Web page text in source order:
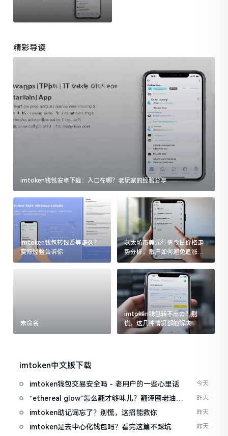
一文给你说清楚
精彩导读
imtoken钱包安卓下载：入口在哪？老玩家的经验分享
imtoken钱包转钱要等多久？
实际经验告诉你
以太坊币美元行情今日价格走
势分析，散户如何避免追涨杀
跌被套牢
未命名
imtoken钱包转不出去？别
慌，这几种情况都能解决
imtoken中文版下载
imtoken钱包交易安全吗 - 老用户的一些心里话 今天
“ethereal glow”怎么翻才够味儿？翻译圈老油条
的私房话
昨天
imtoken助记词忘了？别慌，这招能救你 昨天
imtoken是去中心化钱包吗？看完这篇不踩坑 昨天